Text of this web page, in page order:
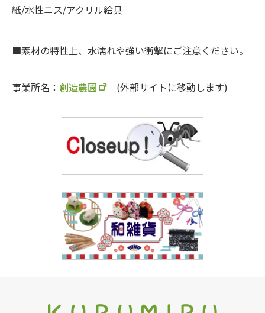
紙/水性ニス/アクリル絵具
素材の特性上、水濡れや強い衝撃にご注意ください。
事業所名： 創造農園 (外部サイトに移動します)